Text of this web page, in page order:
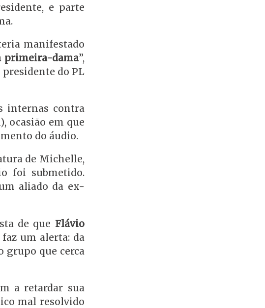
e parte
manifestado
primeira-dama”,
do PL
internas contra
ocasião em que
do áudio.
de Michelle,
foi submetido.
aliado da ex-
de que Flávio
um alerta: da
grupo que cerca
a retardar sua
mal resolvido